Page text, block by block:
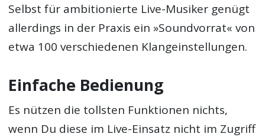
Selbst für ambitionierte Live-Musiker genügt
allerdings in der Praxis ein »Soundvorrat« von
etwa 100 verschiedenen Klangeinstellungen.
Einfache Bedienung
Es nützen die tollsten Funktionen nichts,
wenn Du diese im Live-Einsatz nicht im Zugriff